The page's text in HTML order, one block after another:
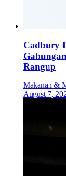
Cadbury
Rangup
Makanan &
August 7,